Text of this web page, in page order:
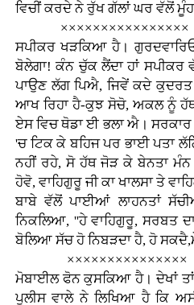
ਵਿਚੀਂ ਕਰਦੇ ਨੇ ਰੁੱਖ ਗੱਲਾਂ ਘਰ ਵੱਲੋਂ
××××××××××××××××
ਸਪੀਕਰ ਖੜਕਿਆ ਹੈ।
ਬੋਲੇਗਾ! ਕੰਨ ਚੁੱਕ ਲੈਂਦਾ ਹਾਂ ਸਪੀਕਰ
ਪਾਉਣ ਲੱਗ ਪਿਐ, ਜਿਵੇਂ ਕਦੇ ਕੁਦਰਤ
ਆਖ ਰਿਹਾ ਹੈ-ਕੁਝ ਸੋਚੋ, ਅਕਲ ਨੂੰ
ਏਸ ਵਿਚ ਥੋਡਾ ਈ ਭਲਾ ਐ।
'ਚ ਟਿਕ ਕੇ ਬਹਿਜ ਪਰ ਭਾਈ ਪਤਾ
ਨਹੀਂ ਰਹੇ, ਸੋ ਹੱਥ ਜੋੜ ਕੇ ਬੇਨਤਾ
ਹੋਵੋ, ਵਾਹਿਗੁਰੂ ਜੀ ਕਾ ਖਾਲਸਾ ਤੇ
ਬਾਬੇ ਵੱਲੋਂ ਪਾਈਆਂ ਲਾਹਨਤਾਂ
ਨਿਕਲਿਆ, ''ਹੇ ਵਾਹਿਗੁਰੂ, ਸਰਬਤ
ਬੋਲਿਆ ਸੱਚ ਹੋ ਨਿਬੜਦਾ ਹੈ, ਹੋ
×××××××××××××××
ਮੋਬਾਈਲ ਫੋਨ ਕੁਸਕਿਆ ਹੈ। ਦੇਖਾਂ
ਪੁਲੀਸ ਵਾਲੇ ਨੇ ਲਿਖਿਆ ਹੈ ਕਿ